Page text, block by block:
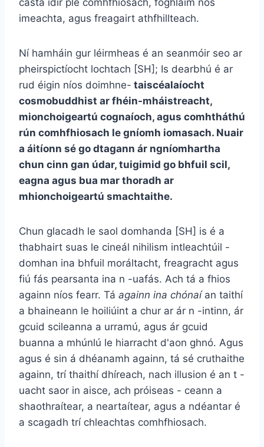
imeachta, agus freagairt athfhillteach.
Ní hamháin gur léirmheas é an seanmóir seo ar
pheirspictíocht lochtach [SH]; Is dearbhú é ar
rud éigin níos doimhne- taiscéalaíocht
cosmobuddhist ar fhéin-mháistreacht,
mionchoigeartú cognaíoch, agus comhtháthú
rún comhfhiosach le gníomh iomasach. Nuair
a áitíonn sé go dtagann ár ngníomhartha
chun cinn gan údar, tuigimid go bhfuil scil,
eagna agus bua mar thoradh ar
mhionchoigeartú smachtaithe.
Chun glacadh le saol domhanda [SH] is é a
thabhairt suas le cineál nihilism intleachtúil -
domhan ina bhfuil moráltacht, freagracht agus
fiú fás pearsanta ina n -uafás. Ach tá a fhios
againn níos fearr. Tá againn ina chónaí an taithí
a bhaineann le hoiliúint a chur ar ár n -intinn, ár
gcuid scileanna a urramú, agus ár gcuid
buanna a mhúnlú le hiarracht d'aon ghnó. Agus
agus é sin á dhéanamh againn, tá sé cruthaithe
againn, trí thaithí dhíreach, nach illusion é an t -
uacht saor in aisce, ach próiseas - ceann a
shaothraítear, a neartaítear, agus a ndéantar é
a scagadh trí chleachtas comhfhiosach.